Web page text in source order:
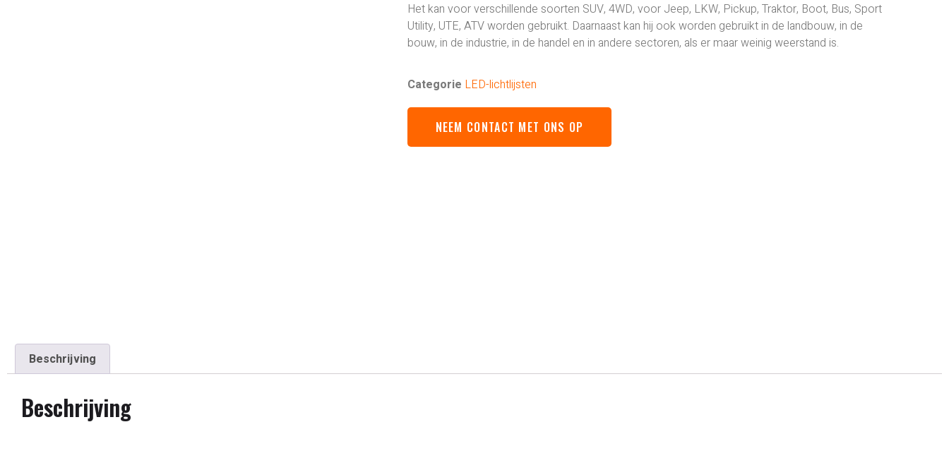
Het kan voor verschillende soorten SUV, 4WD, voor Jeep, LKW, Pickup, Traktor, Boot, Bus, Sport
Utility, UTE, ATV worden gebruikt. Daarnaast kan hij ook worden gebruikt in de landbouw, in de
bouw, in de industrie, in de handel en in andere sectoren, als er maar weinig weerstand is.
Categorie LED-lichtlijsten
NEEM CONTACT MET ONS OP
Beschrijving
Beschrijving